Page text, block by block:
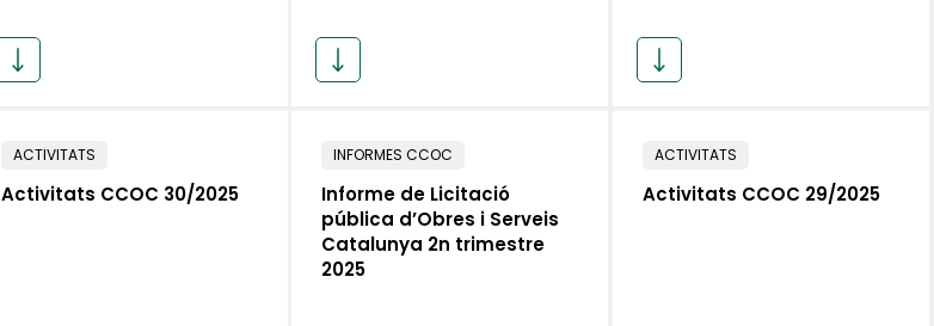
ACTIVITATS
Activitats CCOC 30/2025
INFORMES CCOC
Informe de Licitació
pública d’Obres i Serveis
Catalunya 2n trimestre
2025
ACTIVITATS
Activitats CCOC 29/2025